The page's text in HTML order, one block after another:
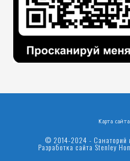
Карта сайта
© 2014-2024 - Санаторий
Разработка сайта Stenley